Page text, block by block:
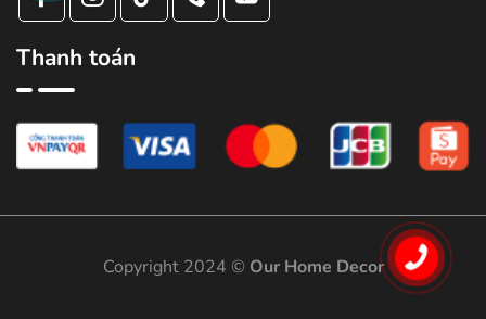
Thanh toán
Copyright 2024 © Our Home Decor